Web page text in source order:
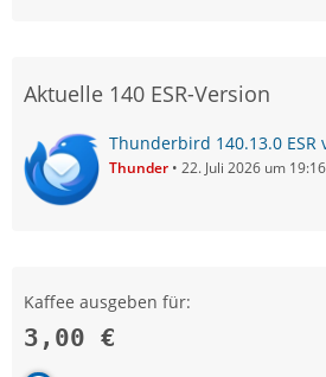
Aktuelle 140 ESR-Version
Thunderbird 140.13.0
Thunder 22. Juli 2026 um 19:16
Kaffee ausgeben für:
3,00 €